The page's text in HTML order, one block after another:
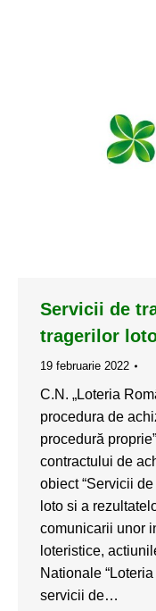
Servicii de
tragerilor
19 februarie 2022
C.N. „Loteria
procedura de
procedură
contractului de
obiect “Servicii
loto si a
comunicarii unor
loteristice,
Nationale
servicii de…